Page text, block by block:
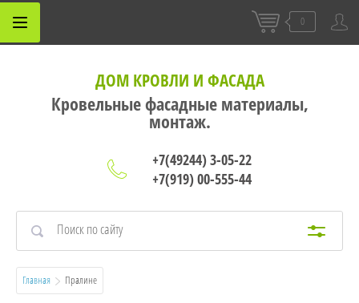
0
ДОМ КРОВЛИ И ФАСАДА
Кровельные фасадные материалы,
монтаж.
+7(49244) 3-05-22
+7(919) 00-555-44
Главная
  Пралине